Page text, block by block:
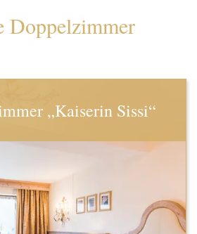
Doppelzimmer
„Kaiserin Sissi“